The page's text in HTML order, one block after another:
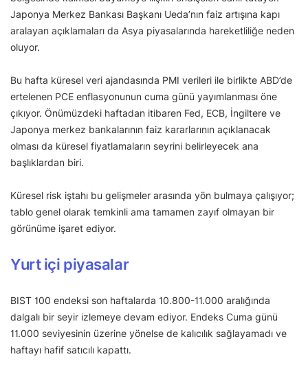
Japonya Merkez Bankası Başkanı Ueda’nın faiz artışına kapı
aralayan açıklamaları da Asya piyasalarında hareketliliğe neden
oluyor.
Bu hafta küresel veri ajandasında PMI verileri ile birlikte ABD’de
ertelenen PCE enflasyonunun cuma günü yayımlanması öne
çıkıyor. Önümüzdeki haftadan itibaren Fed, ECB, İngiltere ve
Japonya merkez bankalarının faiz kararlarının açıklanacak
olması da küresel fiyatlamaların seyrini belirleyecek ana
başlıklardan biri.
Küresel risk iştahı bu gelişmeler arasında yön bulmaya çalışıyor;
tablo genel olarak temkinli ama tamamen zayıf olmayan bir
görünüme işaret ediyor.
Yurt içi piyasalar
BIST 100 endeksi son haftalarda 10.800-11.000 aralığında
dalgalı bir seyir izlemeye devam ediyor. Endeks Cuma günü
11.000 seviyesinin üzerine yönelse de kalıcılık sağlayamadı ve
haftayı hafif satıcılı kapattı.